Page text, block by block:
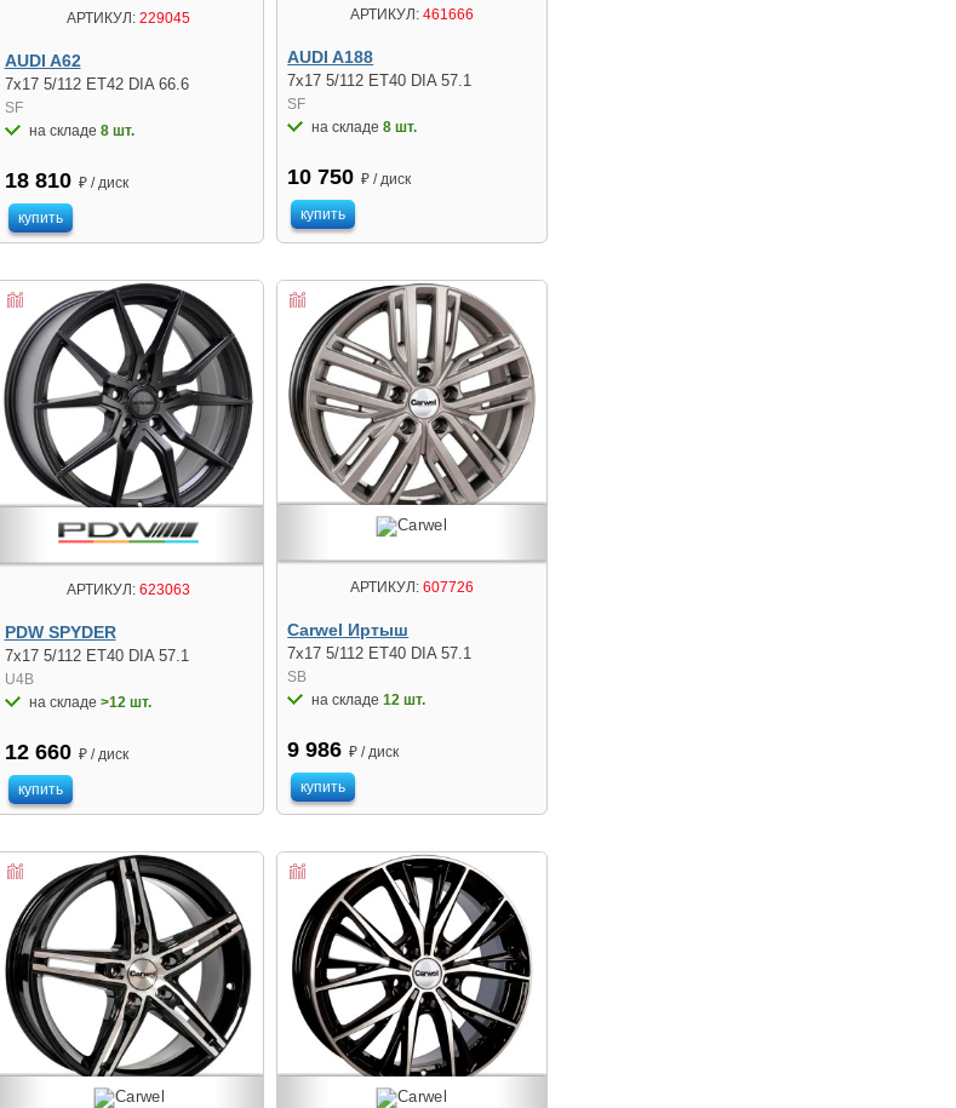
АРТИКУЛ: 229045
AUDI A62
7x17 5/112 ET42 DIA 66.6
SF
на складе 8 шт.
18 810 ₽ / диск
купить
АРТИКУЛ: 461666
AUDI A188
7x17 5/112 ET40 DIA 57.1
SF
на складе8 шт.
10 750 ₽ / диск
купить
АРТИКУЛ: 623063
PDW SPYDER
7x17 5/112 ET40 DIA 57.1
U4B
на складе >12 шт.
12 660 ₽ / диск
купить
АРТИКУЛ: 607726
Carwel Иртыш
7x17 5/112 ET40 DIA 57.1
SB
на складе12 шт.
9 986 ₽ / диск
купить